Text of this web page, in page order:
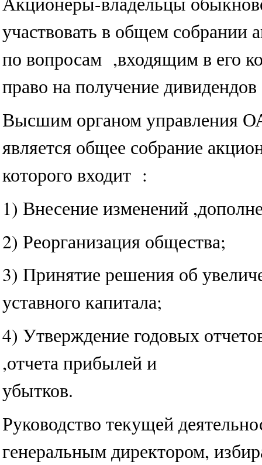
участвовать в общем
по вопросам ,входящим в его
право на получение дивидендов
Высшим органом управления
является общее собрание
которого входит :
1) Внесение изменений
2) Реорганизация общества;
3) Принятие решения об
уставного капитала;
4) Утверждение годовых
,отчета прибылей и
Руководство текущей
генеральным директором,